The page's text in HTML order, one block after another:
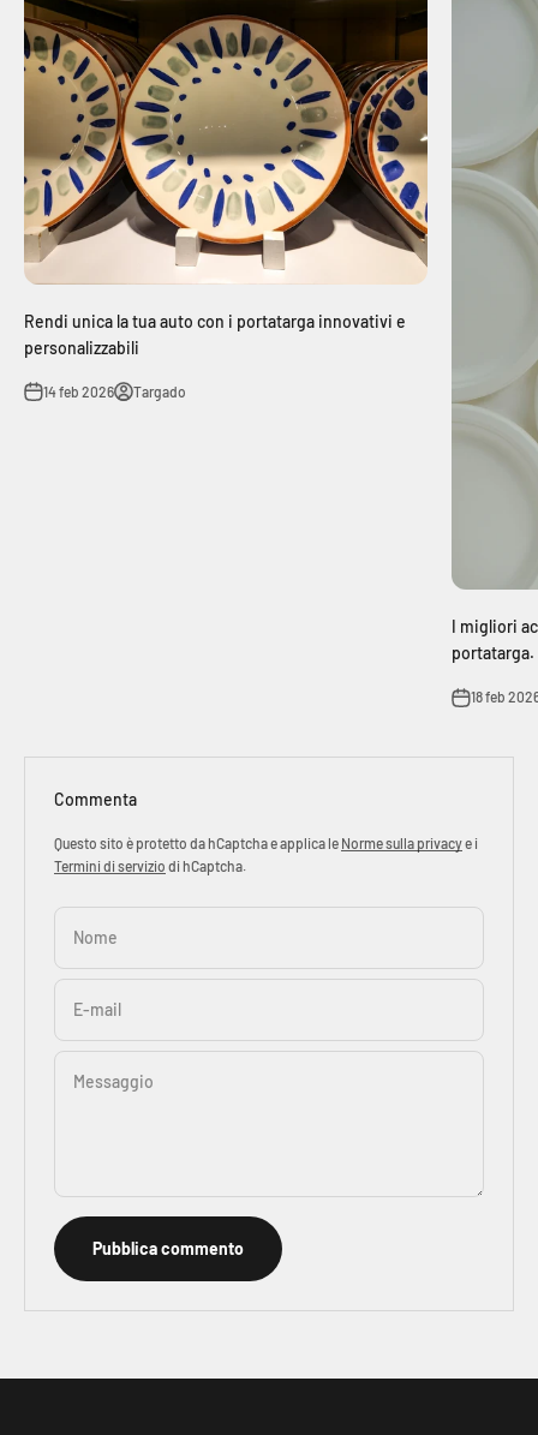
Rendi unica la tua auto con i portatarga innovativi e
personalizzabili
14 feb 2026 Targado
I migliori
portatarga.
18 feb
Commenta
Questo sito è protetto da hCaptcha e applica le Norme sulla privacye i
Termini di servizio di hCaptcha.
Nome
E-mail
Messaggio
Pubblica commento